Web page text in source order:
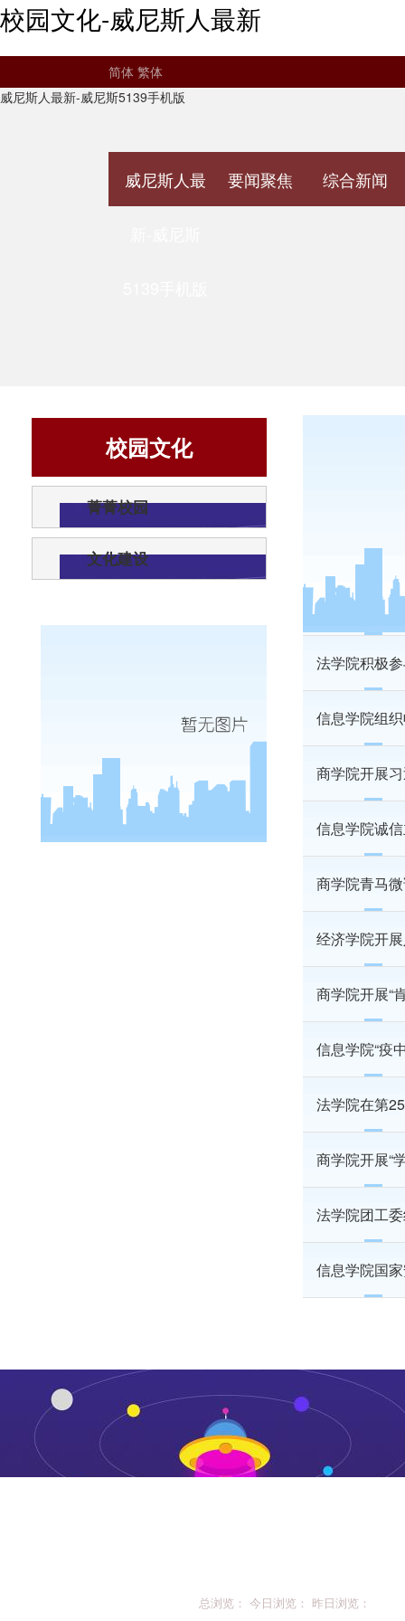
校园文化-威尼斯人最新
简体 繁体
威尼斯人最新-威尼斯5139手机版
威尼斯人最 要闻聚焦 综合新闻
校园文化
菁菁校园
文化建设 商学院青马
信息学院
法学院积极
信息学院组
商学院开展
信息学院诚
商学院青马
经济学院开
商学院开展“
信息学院“疫
法学院在第
商学院开展“
法学院团工
信息学院国
总浏览： 今日浏览： 昨日浏览：